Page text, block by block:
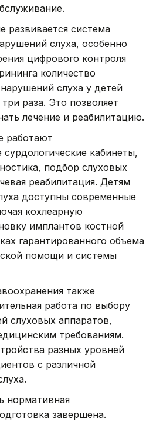
развивается система
слуха, особенно
цифрового контроля
количество
слуха у детей
раза. Это позволяет
лечение и реабилитацию.
работают
кабинеты,
подбор слуховых
реабилитация. Детям
доступны современные
кохлеарную
имплантов костной
гарантированного объема
помощи и системы
также
работа по выбору
слуховых аппаратов,
требованиям.
разных уровней
с различной
нормативная
завершена.